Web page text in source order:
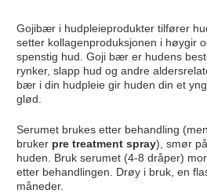
Gojibær i hudpleieprodukter tilfører
setter kollagenproduksjonen i høygir
spenstig hud. Goji bær er hudens
rynker, slapp hud og andre
bær i din hudpleie gir huden din et
glød.
Serumet brukes etter behandling
brukerpre treatment spray), smør
huden. Bruk serumet (4-8 dråper)
etter behandlingen. Drøy i bruk, en
måneder.